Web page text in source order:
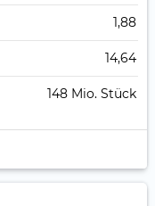
1,88
14,64
148 Mio. Stück